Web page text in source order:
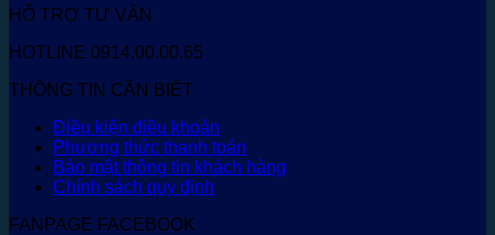
HỖ TRỢ TƯ VẤN
HOTLINE 0914.00.00.65
THÔNG TIN CẦN BIẾT
Điều kiện điều khoản
Phương thức thanh toán
Bảo mật thông tin khách hàng
Chính sách quy định
FANPAGE FACEBOOK